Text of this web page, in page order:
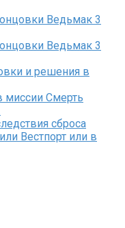
Ведьмак 3
Ведьмак 3
и решения в
миссии Смерть
сброса
Вестпорт или в